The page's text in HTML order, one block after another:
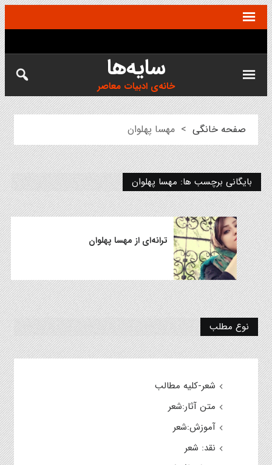
سایه‌ها
خانه‌ی ادبیات معاصر
صفحه خانگی > مهسا پهلوان
بایگانی برچسب ها: مهسا پهلوان
ترانه‌ای از مهسا پهلوان
نوع مطلب
شعر-کلیه مطالب
متن آثار:شعر
آموزش:شعر
نقد: شعر